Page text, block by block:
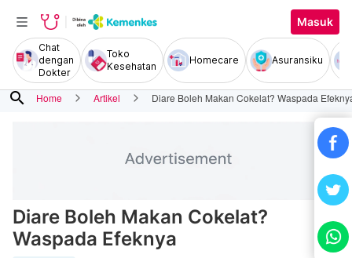
Masuk
Chat
dengan
Dokter
Toko
Kesehatan
Homecare Asuransiku
search Home Artikel Diare Boleh Makan Cokelat? Waspada
Diare Boleh Makan Cokelat?
Waspada Efeknya